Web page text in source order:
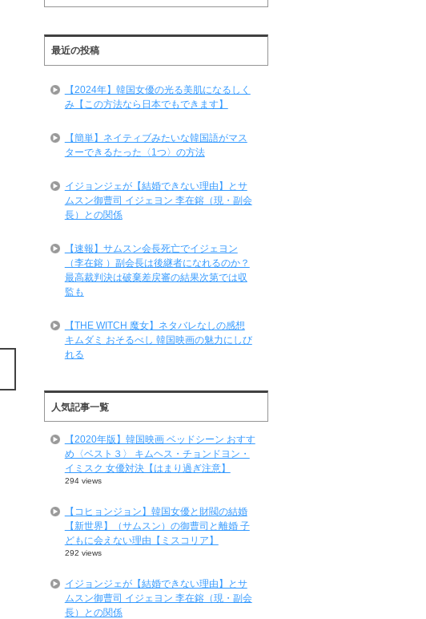
最近の投稿
【2024年】韓国女優の光る美肌になるしく
み【この方法なら日本でもできます】
【簡単】ネイティブみたいな韓国語がマス
ターできるたった〈1つ〉の方法
イジョンジェが【結婚できない理由】とサ
ムスン御曹司 イジェヨン 李在鎔（現・副会
長）との関係
【速報】サムスン会長死亡でイジェヨン
（李在鎔 ）副会長は後継者になれるのか？
最高裁判決は破棄差戻審の結果次第では収
監も
【THE WITCH 魔女】ネタバレなしの感想
キムダミ おそるべし 韓国映画の魅力にしび
れる
人気記事一覧
【2020年版】韓国映画 ベッドシーン おすす
め〈ベスト３〉 キムヘス・チョンドヨン・
イミスク 女優対決【はまり過ぎ注意】
294 views
【コヒョンジョン】韓国女優と財閥の結婚
【新世界】（サムスン）の御曹司と離婚 子
どもに会えない理由【ミスコリア】
292 views
イジョンジェが【結婚できない理由】とサ
ムスン御曹司 イジェヨン 李在鎔（現・副会
長）との関係